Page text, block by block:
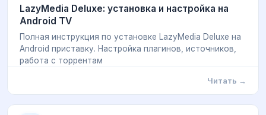
LazyMedia Deluxe: установка и настройка на
Android TV
Полная инструкция по установке LazyMedia Deluxe на
Android приставку. Настройка плагинов, источников,
работа с торрентам
Читать →